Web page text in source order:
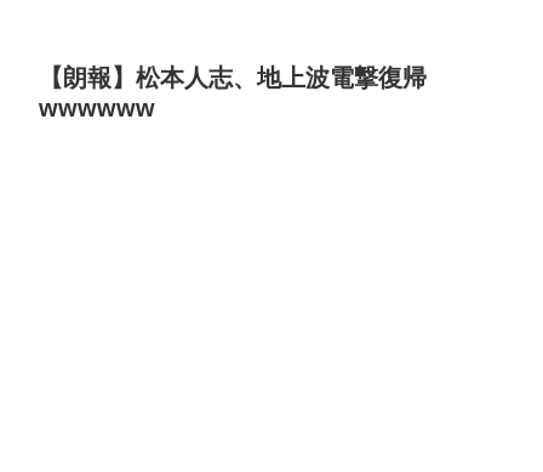
【朗報】松本人志、地上波電撃復帰
wwwwww